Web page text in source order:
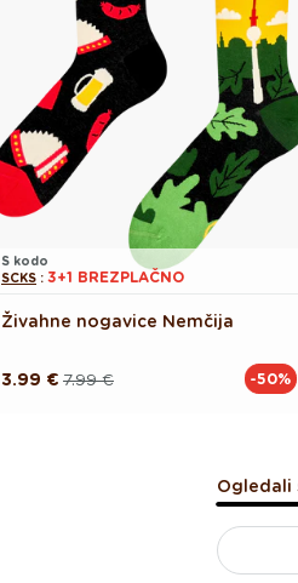
S kodo
SCKS : 3+1 BREZPLAČNO
Živahne nogavice Nemčija
Redna 7.99 €
Akcijska
3.99 € -50%
Ogledali